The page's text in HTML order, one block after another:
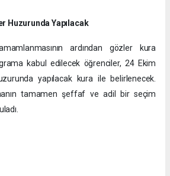
Huzurunda Yapılacak
ardından gözler kura
kabul edilecek öğrenciler, 24 Ekim
yapılacak kura ile belirlenecek.
tamamen şeffaf ve adil bir seçim